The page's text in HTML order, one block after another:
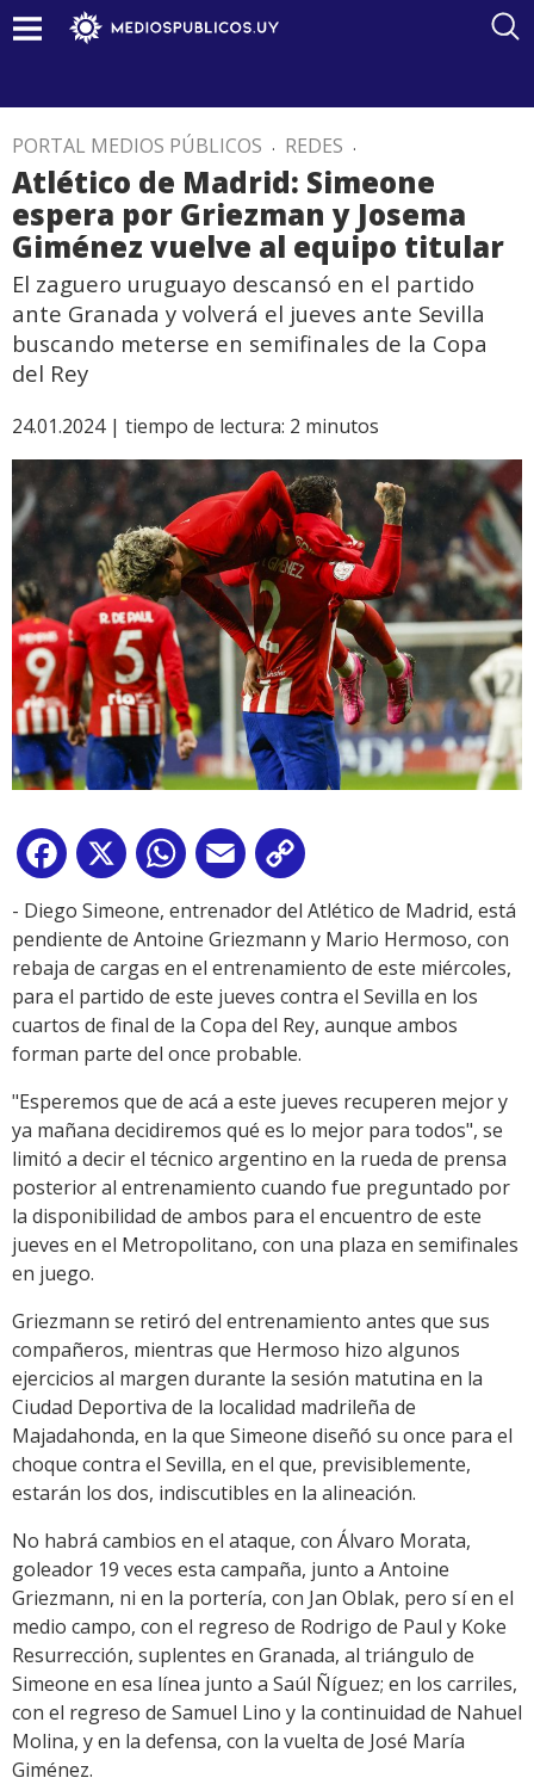
PORTAL MEDIOS PÚBLICOS . REDES .
Atlético de Madrid: Simeone
espera por Griezman y Josema
Giménez vuelve al equipo titular
El zaguero uruguayo descansó en el partido
ante Granada y volverá el jueves ante Sevilla
buscando meterse en semifinales de la Copa
del Rey
24.01.2024 | tiempo de lectura: 2 minutos
Facebook
X WhatsApp
Email
Link
- Diego Simeone, entrenador del Atlético de Madrid, está
pendiente de Antoine Griezmann y Mario Hermoso, con
rebaja de cargas en el entrenamiento de este miércoles,
para el partido de este jueves contra el Sevilla en los
cuartos de final de la Copa del Rey, aunque ambos
forman parte del once probable.
"Esperemos que de acá a este jueves recuperen mejor y
ya mañana decidiremos qué es lo mejor para todos", se
limitó a decir el técnico argentino en la rueda de prensa
posterior al entrenamiento cuando fue preguntado por
la disponibilidad de ambos para el encuentro de este
jueves en el Metropolitano, con una plaza en semifinales
en juego.
Griezmann se retiró del entrenamiento antes que sus
compañeros, mientras que Hermoso hizo algunos
ejercicios al margen durante la sesión matutina en la
Ciudad Deportiva de la localidad madrileña de
Majadahonda, en la que Simeone diseñó su once para el
choque contra el Sevilla, en el que, previsiblemente,
estarán los dos, indiscutibles en la alineación.
No habrá cambios en el ataque, con Álvaro Morata,
goleador 19 veces esta campaña, junto a Antoine
Griezmann, ni en la portería, con Jan Oblak, pero sí en el
medio campo, con el regreso de Rodrigo de Paul y Koke
Resurrección, suplentes en Granada, al triángulo de
Simeone en esa línea junto a Saúl Ñíguez; en los carriles,
con el regreso de Samuel Lino y la continuidad de Nahuel
Molina, y en la defensa, con la vuelta de José María
Giménez.